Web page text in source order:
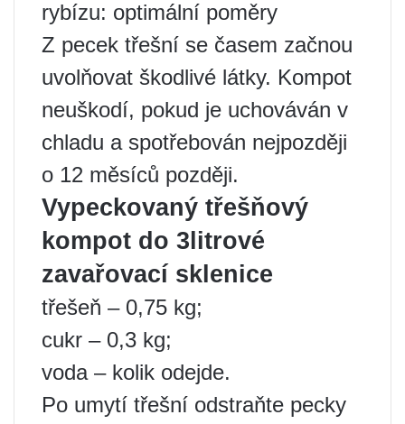
rybízu: optimální poměry
Z pecek třešní se časem začnou
uvolňovat škodlivé látky. Kompot
neuškodí, pokud je uchováván v
chladu a spotřebován nejpozději
o 12 měsíců později.
Vypeckovaný třešňový
kompot do 3litrové
zavařovací sklenice
třešeň – 0,75 kg;
cukr – 0,3 kg;
voda – kolik odejde.
Po umytí třešní odstraňte pecky